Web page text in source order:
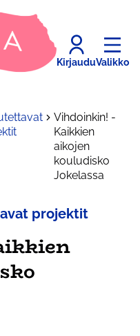
KirjauduValikko
Vihdoinkin! -
Kaikkien
aikojen
kouludisko
Jokelassa
projektit